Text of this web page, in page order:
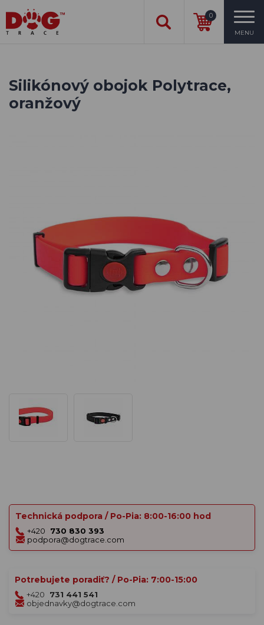
0
MENU
Silikónový obojok Polytrace,
oranžový
Technická podpora / Po-Pia: 8:00-16:00 hod
+420
730 830 393
podpora@dogtrace.com
Potrebujete poradiť? / Po-Pia: 7:00-15:00
+420
731 441 541
objednavky@dogtrace.com